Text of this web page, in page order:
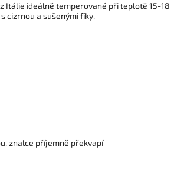
ideálně temperované při teplotě 15-
cizrnou a sušenými fíky.
znalce příjemně překvapí